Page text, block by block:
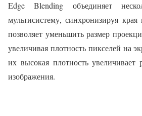
Edge Blending объединяет
мультисистему, синхронизируя
позволяет уменьшить размер
увеличивая плотность пикселей на
их высокая плотность увеличивает
изображения.